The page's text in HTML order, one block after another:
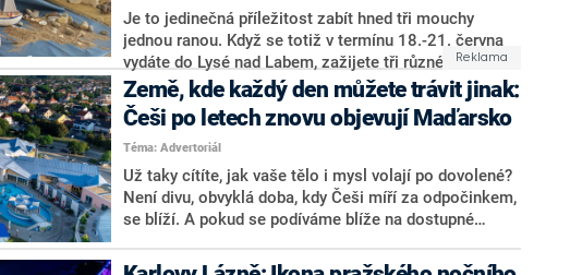
Je to jedinečná příležitost zabít hned tři mouchy
jednou ranou. Když se totiž v termínu 18.-21. června
vydáte do Lysé nad Labem, zažijete tři různé
atmosféry. Na zdejším výstavišti se pro vás chystá
celostátní výstava Květy, Lázeňský veletrh a veletrh
Senior — šikovné ruce našich seniorů. Najdete tady
praktické tipy i inspiraci, jak zvelebit svůj dům či
zahradu a také inspiraci, jak podpořit své zdraví.
Země, kde každý den můžete trávit jinak:
Češi po letech znovu objevují Maďarsko
Téma: Advertoriál
Už taky cítíte, jak vaše tělo i mysl volají po dovolené?
Není divu, obvyklá doba, kdy Češi míří za odpočinkem,
se blíží. A pokud se podíváme blíže na dostupné
do Maďarska, které opět patří k nejoblíbenějším